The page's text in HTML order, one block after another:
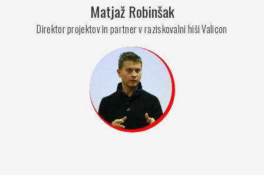
Matjaž Robinšak
Direktor projektov in partner v raziskovalni hiši Valicon